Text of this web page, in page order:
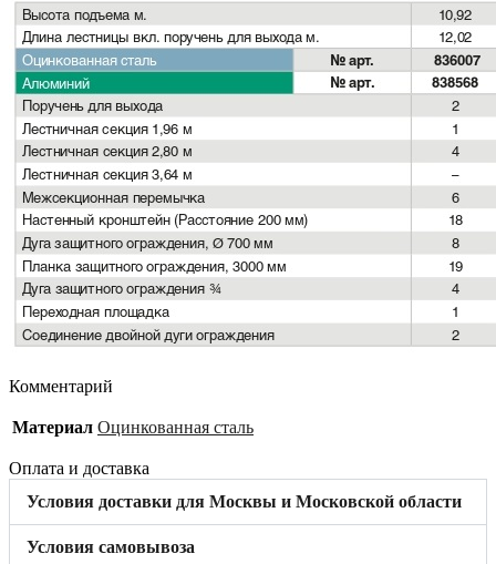
Комментарий
Материал Оцинкованная сталь
Оплата и доставка
Условия доставки для Москвы и Московской области
Условия самовывоза